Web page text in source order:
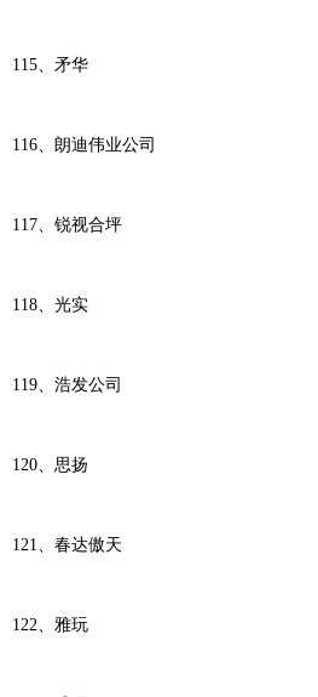
115、矛华
116、朗迪伟业公司
117、锐视合坪
118、光实
119、浩发公司
120、思扬
121、春达傲天
122、雅玩